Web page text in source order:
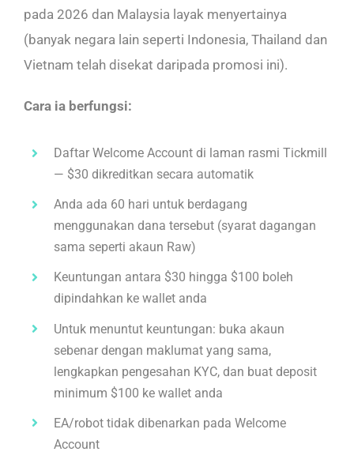
pada 2026 dan Malaysia layak menyertainya
(banyak negara lain seperti Indonesia, Thailand dan
Vietnam telah disekat daripada promosi ini).
Cara ia berfungsi:
Daftar Welcome Account di laman rasmi Tickmill
— $30 dikreditkan secara automatik
Anda ada 60 hari untuk berdagang
menggunakan dana tersebut (syarat dagangan
sama seperti akaun Raw)
Keuntungan antara $30 hingga $100 boleh
dipindahkan ke wallet anda
Untuk menuntut keuntungan: buka akaun
sebenar dengan maklumat yang sama,
lengkapkan pengesahan KYC, dan buat deposit
minimum $100 ke wallet anda
EA/robot tidak dibenarkan pada Welcome
Account